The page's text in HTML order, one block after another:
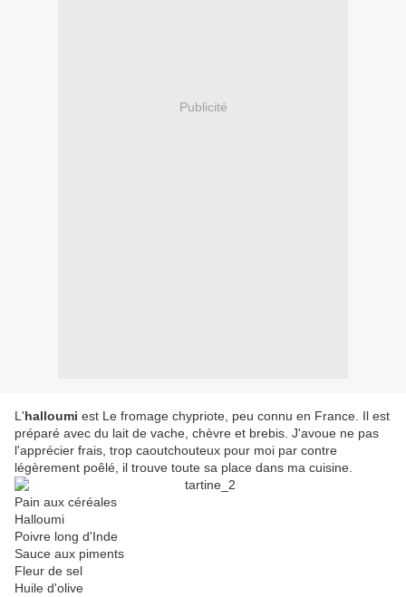
Publicité
L'halloumi est Le fromage chypriote, peu connu en France. Il est
préparé avec du lait de vache, chèvre et brebis. J'avoue ne pas
l'apprécier frais, trop caoutchouteux pour moi par contre
légèrement poêlé, il trouve toute sa place dans ma cuisine.
Pain aux céréales
Halloumi
Poivre long d'Inde
Sauce aux piments
Fleur de sel
Huile d'olive